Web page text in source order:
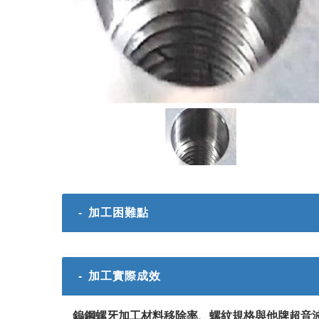
- 加工困難點
- 加工實際成效
鎢鋼螺牙加工材料移除率、螺紋規格與他牌超音